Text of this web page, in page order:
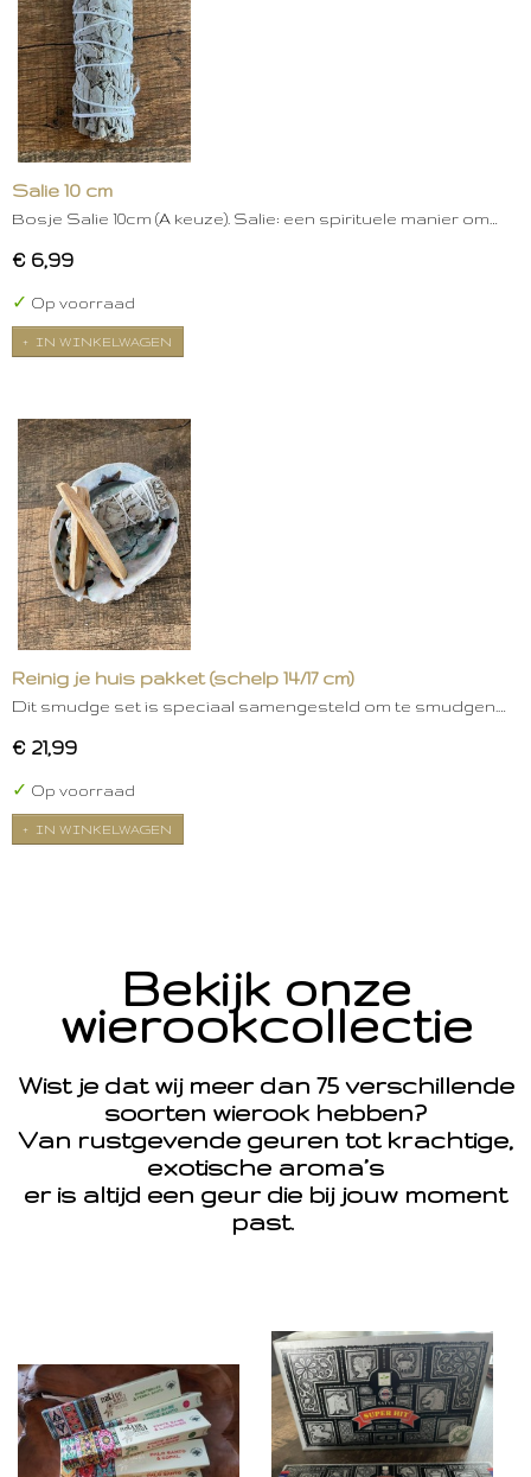
Salie 10 cm
Bosje Salie 10cm (A keuze). Salie: een spirituele manier om…
€ 6,99
✓ Op voorraad
IN WINKELWAGEN
Reinig je huis pakket (schelp 14/17 cm)
Dit smudge set is speciaal samengesteld om te smudgen.…
€ 21,99
✓ Op voorraad
IN WINKELWAGEN
Bekijk onze
wierookcollectie
Wist je dat wij meer dan 75 verschillende
soorten wierook hebben?
Van rustgevende geuren tot krachtige,
exotische aroma’s
er is altijd een geur die bij jouw moment
past.